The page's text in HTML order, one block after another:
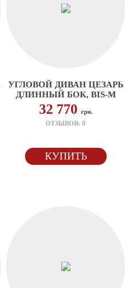
УГЛОВОЙ ДИВАН ЦЕЗАРЬ
ДЛИННЫЙ БОК, BIS-M
32 770 грн.
ОТЗЫВОВ:0
КУПИТЬ